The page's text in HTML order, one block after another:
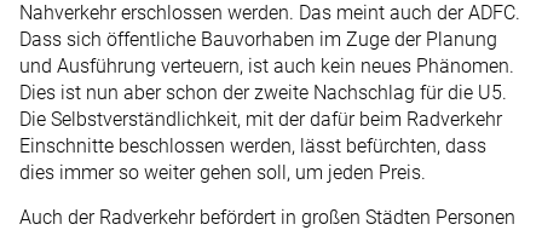
Nahverkehr erschlossen werden. Das meint auch der ADFC.
Dass sich öffentliche Bauvorhaben im Zuge der Planung
und Ausführung verteuern, ist auch kein neues Phänomen.
Dies ist nun aber schon der zweite Nachschlag für die U5.
Die Selbstverständlichkeit, mit der dafür beim Radverkehr
Einschnitte beschlossen werden, lässt befürchten, dass
dies immer so weiter gehen soll, um jeden Preis.
Auch der Radverkehr befördert in großen Städten Personen